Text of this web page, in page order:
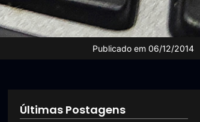
Publicado em 06/12/2014
Últimas Postagens